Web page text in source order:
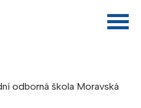
odborná škola Moravská